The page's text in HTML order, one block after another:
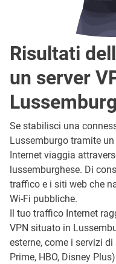
Risultati
un server
Se stabilisci una
Lussemburgo tramite
Internet viaggia
lussemburghese. Di
traffico e i siti web che
Wi-Fi pubbliche.
Il tuo traffico Internet
VPN situato in
esterne, come i servizi
Prime, HBO, Disney